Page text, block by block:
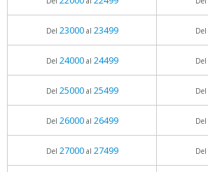
Del 23000al 23499 Del
Del 24000al 24499 Del
Del 25000al 25499 Del
Del 26000al 26499 Del
Del 27000al 27499 Del